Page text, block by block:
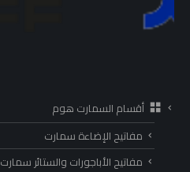
أقسام السمارت هوم
مفاتيح الإضاءة سمارت
مفاتيح الأباجورات والستائر سمارت